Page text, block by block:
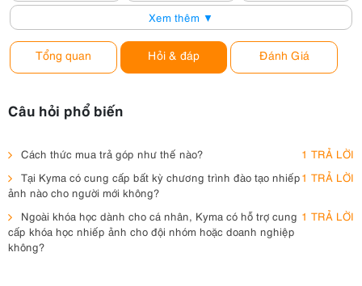
Xem thêm ▼
Tổng quan Hỏi & đáp Đánh Giá
Câu hỏi phổ biến
Cách thức mua trả góp như thế nào?
1 TRẢ LỜI
Tại Kyma có cung cấp bất kỳ chương trình đào tạo nhiếp
ảnh nào cho người mới không?
1 TRẢ LỜI
Ngoài khóa học dành cho cá nhân, Kyma có hỗ trợ cung
cấp khóa học nhiếp ảnh cho đội nhóm hoặc doanh nghiệp
không?
1 TRẢ LỜI